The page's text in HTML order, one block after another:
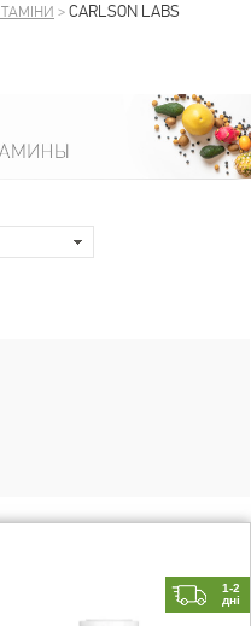
>CARLSON LABS
1-2
дні